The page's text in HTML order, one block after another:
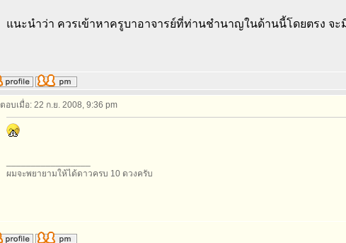
แนะนำว่า ควรเข้าหาครูบาอาจารย์ที่ท่านชำนาญในด้านนี้โดยตรง จะ
ตอบเมื่อ: 22 ก.ย. 2008, 9:36 pm
ผมจะพยายามให้ได้ดาวครบ 10 ดวงครับ